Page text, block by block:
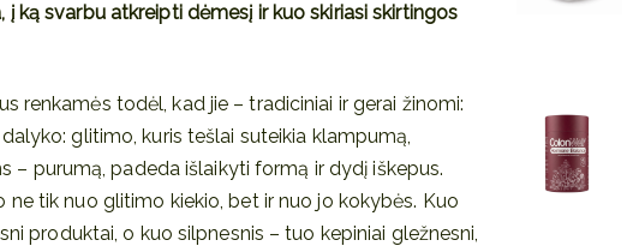
ką svarbu atkreipti dėmesį ir kuo skiriasi skirtingos
renkamės todėl, kad jie – tradiciniai ir gerai žinomi:
glitimo, kuris tešlai suteikia klampumą,
– purumą, padeda išlaikyti formą ir dydį iškepus.
ne tik nuo glitimo kiekio, bet ir nuo jo kokybės. Kuo
produktai, o kuo silpnesnis – tuo kepiniai gležnesni,